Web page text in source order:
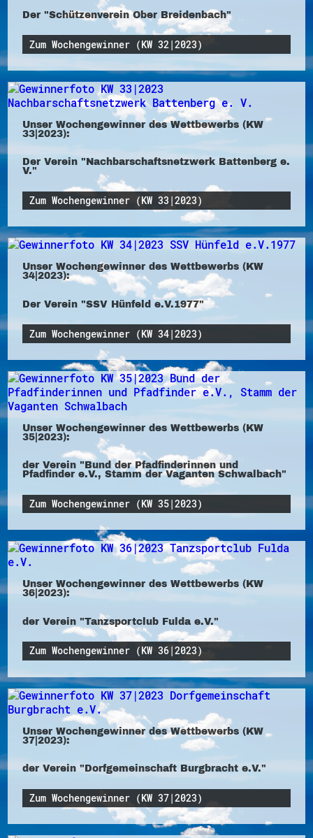
Der "Schützenverein Ober Breidenbach"
Zum Wochengewinner (KW 32|2023)
Unser Wochengewinner des Wettbewerbs (KW
33|2023):
Der Verein "Nachbarschaftsnetzwerk Battenberg e.
V."
Zum Wochengewinner (KW 33|2023)
Unser Wochengewinner des Wettbewerbs (KW
34|2023):
Der Verein "SSV Hünfeld e.V.1977"
Zum Wochengewinner (KW 34|2023)
Unser Wochengewinner des Wettbewerbs (KW
35|2023):
der Verein "Bund der Pfadfinderinnen und
Pfadfinder e.V., Stamm der Vaganten Schwalbach"
Zum Wochengewinner (KW 35|2023)
Unser Wochengewinner des Wettbewerbs (KW
36|2023):
der Verein "Tanzsportclub Fulda e.V."
Zum Wochengewinner (KW 36|2023)
Unser Wochengewinner des Wettbewerbs (KW
37|2023):
der Verein "Dorfgemeinschaft Burgbracht e.V."
Zum Wochengewinner (KW 37|2023)